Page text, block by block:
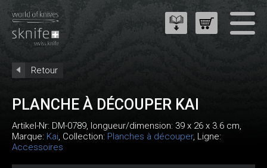
Retour
PLANCHE À DÉCOUPER KAI
Artikel-Nr: DM-0789, longueur/dimension: 39 x 26 x 3.6 cm,
Marque: Kai, Collection: Planches à découper, Ligne:
Accessoires